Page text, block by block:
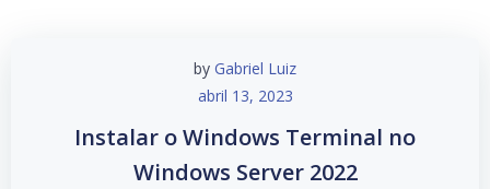
by Gabriel Luiz
abril 13, 2023
Instalar o Windows Terminal no
Windows Server 2022